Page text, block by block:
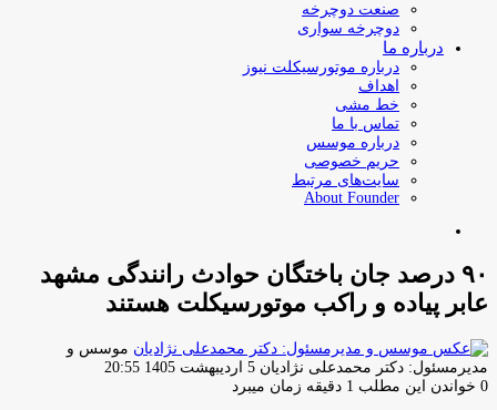
صنعت دوچرخه
دوچرخه سواری
درباره ما
درباره موتورسیکلت نیوز
اهداف
خط مشی
تماس با ما
درباره موسس
حریم خصوصی
سایت‌های مرتبط
About Founder
۹۰ درصد جان باختگان حوادث رانندگی مشهد
عابر پیاده و راکب موتورسیکلت هستند
موسس و
مدیرمسئول: دکتر محمدعلی نژادیان ارسال
ایمیل
5 اردیبهشت 1405 20:55
0 خواندن این مطلب 1 دقیقه زمان میبرد